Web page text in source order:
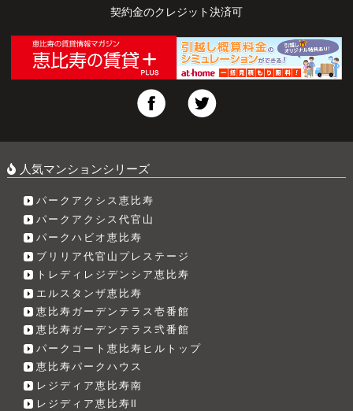
契約金のクレジット決済可
人気マンションシリーズ
パークアクシス恵比寿
パークアクシス代官山
パークハビオ恵比寿
ブリリア代官山プレステージ
トレディレジデンシア恵比寿
エルスタンザ恵比寿
恵比寿ガーデンテラス壱番館
恵比寿ガーデンテラス弐番館
パークコート恵比寿ヒルトップ
恵比寿パークハウス
レジディア恵比寿南
レジディア恵比寿Ⅱ